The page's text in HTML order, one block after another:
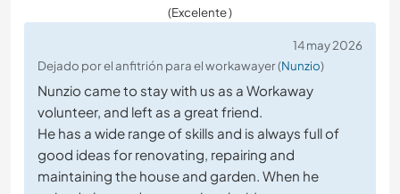
(Excelente )
14 may 2026
Dejado por el anfitrión para el workawayer (Nunzio)
Nunzio came to stay with us as a Workaway
volunteer, and left as a great friend.
He has a wide range of skills and is always full of
good ideas for renovating, repairing and
maintaining the house and garden. When he